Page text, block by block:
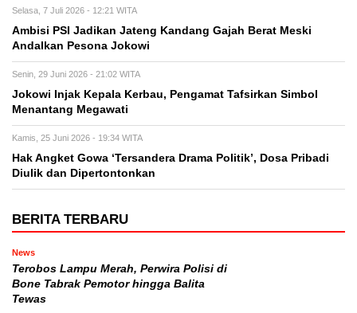
Selasa, 7 Juli 2026 - 12:21 WITA
Ambisi PSI Jadikan Jateng Kandang Gajah Berat Meski
Andalkan Pesona Jokowi
Senin, 29 Juni 2026 - 21:02 WITA
Jokowi Injak Kepala Kerbau, Pengamat Tafsirkan Simbol
Menantang Megawati
Kamis, 25 Juni 2026 - 19:34 WITA
Hak Angket Gowa ‘Tersandera Drama Politik’, Dosa Pribadi
Diulik dan Dipertontonkan
BERITA TERBARU
News
Terobos Lampu Merah, Perwira Polisi di
Bone Tabrak Pemotor hingga Balita
Tewas